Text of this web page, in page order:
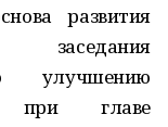
развития
заседания
улучшению
при главе